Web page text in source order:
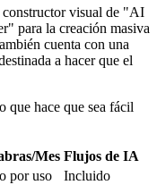
constructor visual de "AI
para la creación masiva
cuenta con una
a hacer que el
que hace que sea fácil
Mes Flujos de IA
por uso
Incluido